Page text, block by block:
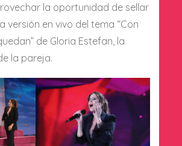
la oportunidad de sellar
versión en vivo del tema “Con
de Gloria Estefan, la
la pareja.